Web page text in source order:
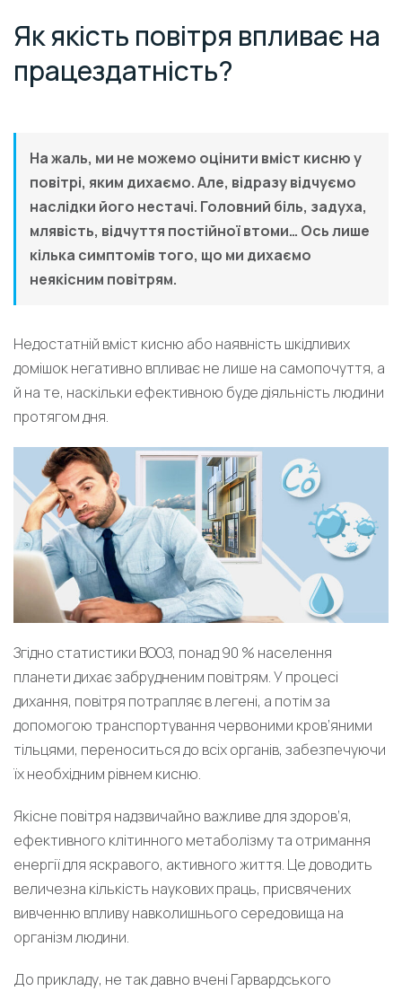
Як якість повітря впливає на
працездатність?
На жаль, ми не можемо оцінити вміст кисню у
повітрі, яким дихаємо. Але, відразу відчуємо
наслідки його нестачі. Головний біль, задуха,
млявість, відчуття постійної втоми… Ось лише
кілька симптомів того, що ми дихаємо
неякісним повітрям.
Недостатній вміст кисню або наявність шкідливих
домішок негативно впливає не лише на самопочуття, а
й на те, наскільки ефективною буде діяльність людини
протягом дня.
Згідно статистики ВООЗ, понад 90 % населення
планети дихає забрудненим повітрям. У процесі
дихання, повітря потрапляє в легені, а потім за
допомогою транспортування червоними кров’яними
тільцями, переноситься до всіх органів, забезпечуючи
їх необхідним рівнем кисню.
Якісне повітря надзвичайно важливе для здоров’я,
ефективного клітинного метаболізму та отримання
енергії для яскравого, активного життя. Це доводить
величезна кількість наукових праць, присвячених
вивченню впливу навколишнього середовища на
організм людини.
До прикладу, не так давно вчені Гарвардського